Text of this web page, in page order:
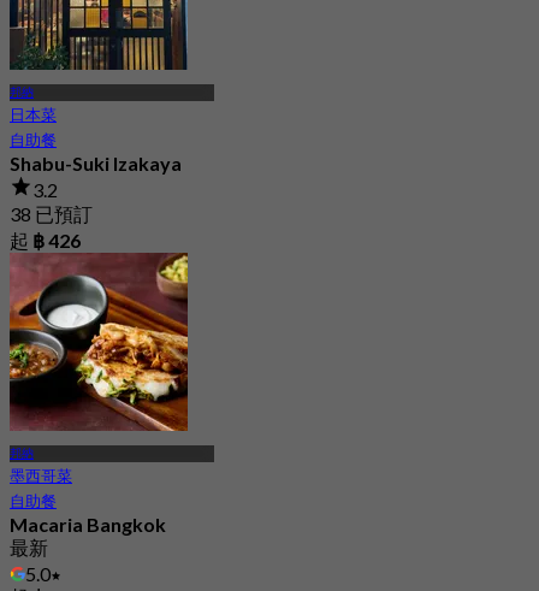
邦納
日本菜
自助餐
Shabu-Suki Izakaya
3.2
38 已預訂
起 ฿ 426
邦納
墨西哥菜
自助餐
Macaria Bangkok
最新
5.0